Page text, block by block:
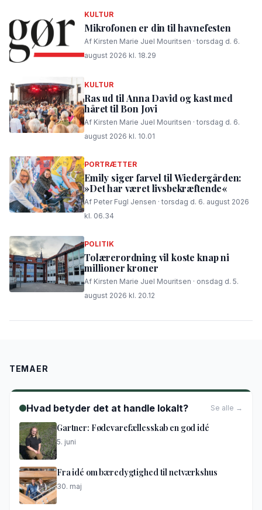
KULTUR
Mikrofonen er din til havnefesten
Af Kirsten Marie Juel Mouritsen · torsdag d. 6.
august 2026 kl. 18.29
KULTUR
Ras ud til Anna David og kast med
håret til Bon Jovi
Af Kirsten Marie Juel Mouritsen · torsdag d. 6.
august 2026 kl. 10.01
PORTRÆTTER
Emily siger farvel til Wiedergården:
»Det har været livsbekræftende«
Af Peter Fugl Jensen · torsdag d. 6. august 2026
kl. 06.34
POLITIK
Tolærerordning vil koste knap ni
millioner kroner
Af Kirsten Marie Juel Mouritsen · onsdag d. 5.
august 2026 kl. 20.12
TEMAER
Hvad betyder det at handle lokalt? Se alle →
Gartner: Fødevarefællesskab en god idé
5. juni
Fra idé om bæredygtighed til netværkshus
30. maj